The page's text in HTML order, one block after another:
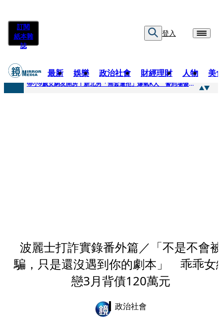
訂閱
紙本雜
誌
登入
最新 娛樂 政治社會 財經理財 人物 美
快訊
帶小9歲女網友開房！新北男「無套遭拒」爆氣K人 警到場傻眼搜到手銬、改造槍
波麗士打詐實錄番外篇／「不是不會被
騙，只是還沒遇到你的劇本」 乖乖女
戀3月背債120萬元
政治社會